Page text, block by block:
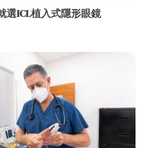
選ICL植入式隱形眼鏡